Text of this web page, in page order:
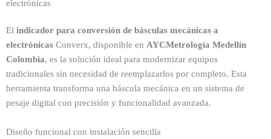
electrónicas
El indicador para conversión de básculas mecánicas a
electrónicas Converx, disponible en AYCMetrología Medellín
Colombia, es la solución ideal para modernizar equipos
tradicionales sin necesidad de reemplazarlos por completo. Esta
herramienta transforma una báscula mecánica en un sistema de
pesaje digital con precisión y funcionalidad avanzada.
Diseño funcional con instalación sencilla